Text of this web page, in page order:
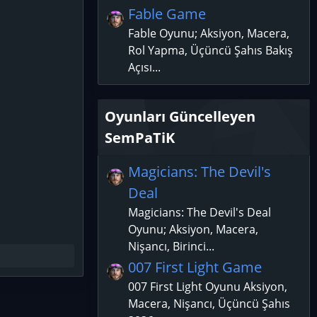
Fable Game
Fable Oyunu; Aksiyon, Macera,
Rol Yapma, Üçüncü Şahıs Bakış
Açısı...
Oyunları Güncelleyen
SemPaTiK
Magicians: The Devil's
Deal
Magicians: The Devil's Deal
Oyunu; Aksiyon, Macera,
Nişancı, Birinci...
007 First Light Game
007 First Light Oyunu Aksiyon,
Macera, Nişancı, Üçüncü Şahıs